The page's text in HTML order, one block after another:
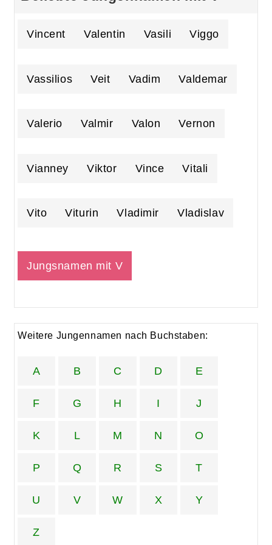
Vincent Valentin Vasili Viggo
Vassilios Veit Vadim Valdemar
Valerio Valmir Valon Vernon
Vianney Viktor Vince Vitali
Vito Viturin Vladimir Vladislav
Jungsnamen mit V
Weitere Jungennamen nach Buchstaben:
A B C D E
F G H I J
K L M N O
P Q R S T
U V W X Y
Z